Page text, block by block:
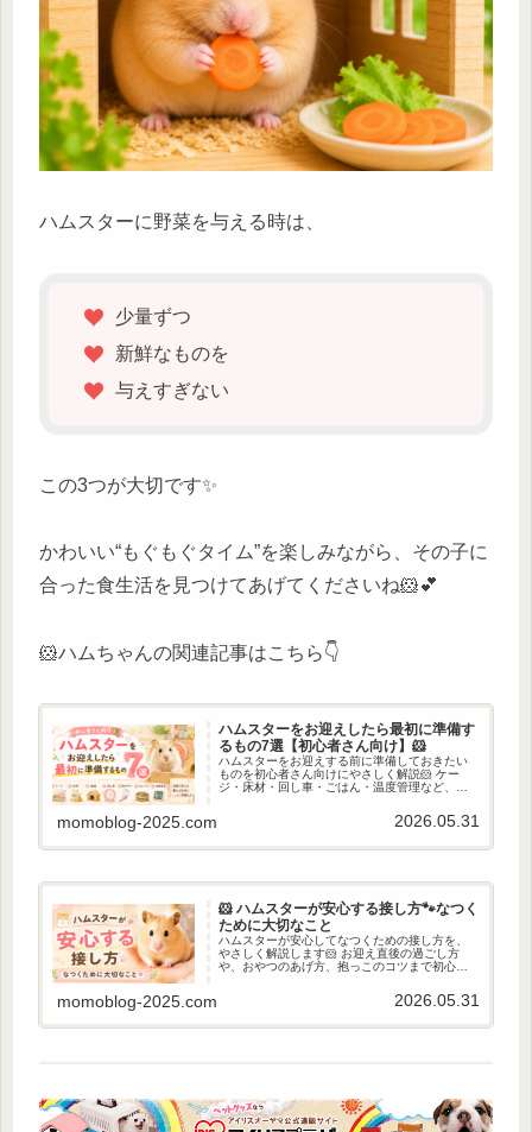
ハムスターに野菜を与える時は、
少量ずつ
新鮮なものを
与えすぎない
この3つが大切です✨
かわいい“もぐもぐタイム”を楽しみながら、その子に
合った食生活を見つけてあげてくださいね🐹💕
🐹ハムちゃんの関連記事はこちら👇
ハムスターをお迎えしたら最初に準備す
るもの7選【初心者さん向け】🐹
ハムスターをお迎えする前に準備しておきたい
ものを初心者さん向けにやさしく解説🐹 ケー
ジ・床材・回し車・ごはん・温度管理など、安
momoblog-2025.com 2026.05.31
🐹 ハムスターが安心する接し方🐾なつく
ために大切なこと
ハムスターが安心してなつくための接し方を、
やさしく解説します🐹 お迎え直後の過ごし方
や、おやつのあげ方、抱っこのコツまで初心者
良くなるポイントをまとめました✨
momoblog-2025.com 2026.05.31